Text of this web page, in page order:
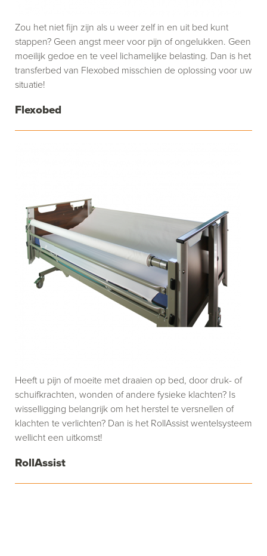
Flexobed
Zou het niet fijn zijn als u weer zelf in en uit bed kunt
stappen? Geen angst meer voor pijn of ongelukken. Geen
moeilijk gedoe en te veel lichamelijke belasting. Dan is het
transferbed van Flexobed misschien de oplossing voor uw
situatie!
RollAssist
Heeft u pijn of moeite met draaien op bed, door druk- of
schuifkrachten, wonden of andere fysieke klachten? Is
wisselligging belangrijk om het herstel te versnellen of
klachten te verlichten? Dan is het RollAssist wentelsysteem
wellicht een uitkomst!